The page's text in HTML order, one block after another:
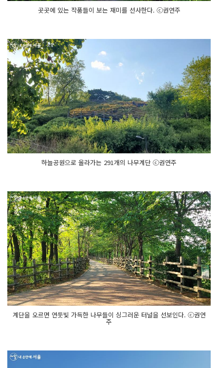
곳곳에 있는 작품들이 보는 재미를 선사한다. ⓒ권연주
하늘공원으로 올라가는 291개의 나무계단 ⓒ권연주
계단을 오르면 연둣빛 가득한 나무들이 싱그러운 터널을 선보인다. ⓒ권연
주